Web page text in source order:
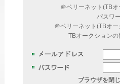
＠ベリーネット(TB
パスワ
＠ベリーネット(TBオ
TBオークション
ブラウザを閉